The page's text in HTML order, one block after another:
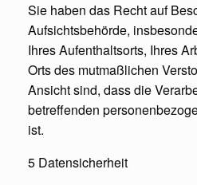
Sie haben das Recht auf
Aufsichtsbehörde,
Ihres Aufenthaltsorts, Ihres
Orts des mutmaßlichen
Ansicht sind, dass die
betreffenden
ist.
5 Datensicherheit